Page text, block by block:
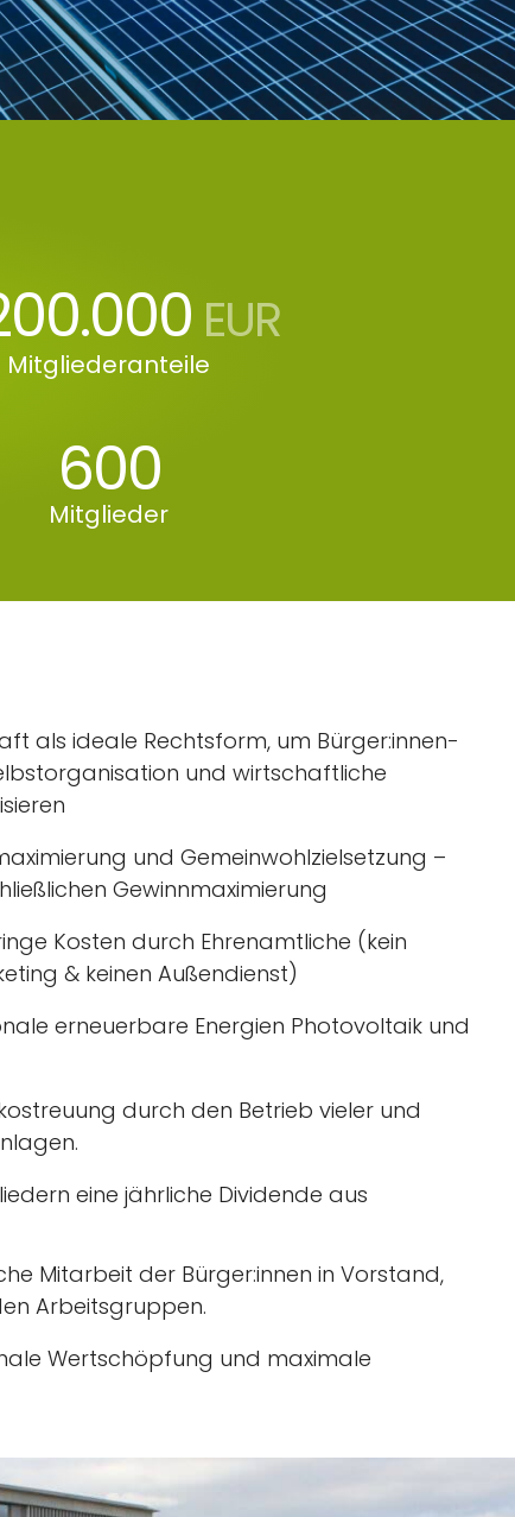
EUR
Mitgliederanteile
600
Mitglieder
als ideale Rechtsform, um Bürger:innen-
und wirtschaftliche
und Gemeinwohlzielsetzung –
Gewinnmaximierung
Kosten durch Ehrenamtliche (kein
& keinen Außendienst)
erneuerbare Energien Photovoltaik und
durch den Betrieb vieler und
eine jährliche Dividende aus
Mitarbeit der Bürger:innen in Vorstand,
Arbeitsgruppen.
Wertschöpfung und maximale